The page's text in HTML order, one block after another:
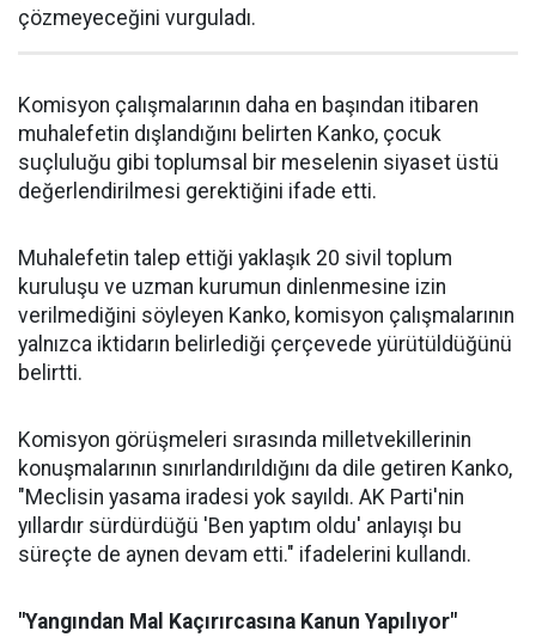
çözmeyeceğini vurguladı.
Komisyon çalışmalarının daha en başından itibaren
muhalefetin dışlandığını belirten Kanko, çocuk
suçluluğu gibi toplumsal bir meselenin siyaset üstü
değerlendirilmesi gerektiğini ifade etti.
Muhalefetin talep ettiği yaklaşık 20 sivil toplum
kuruluşu ve uzman kurumun dinlenmesine izin
verilmediğini söyleyen Kanko, komisyon çalışmalarının
yalnızca iktidarın belirlediği çerçevede yürütüldüğünü
belirtti.
Komisyon görüşmeleri sırasında milletvekillerinin
konuşmalarının sınırlandırıldığını da dile getiren Kanko,
"Meclisin yasama iradesi yok sayıldı. AK Parti'nin
yıllardır sürdürdüğü 'Ben yaptım oldu' anlayışı bu
süreçte de aynen devam etti." ifadelerini kullandı.
"Yangından Mal Kaçırırcasına Kanun Yapılıyor"